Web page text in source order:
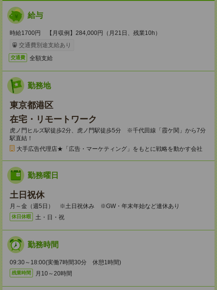
給与
時給1700円 【月収例】284,000円（月21日、残業10h）
交通費別途支給あり
交通費 全額支給
勤務地
東京都港区
在宅・リモートワーク
虎ノ門ヒルズ駅徒歩2分、虎ノ門駅徒歩5分 ※千代田線「霞ケ関」から7分
駅直結！
大手広告代理店★「広告・マーケティング」をもとに戦略を動かす会社
勤務曜日
土日祝休
月～金（週5日） ※土日祝休み ※GW・年末年始など連休あり
休日休暇 土・日・祝
勤務時間
09:30～18:00(実働7時間30分 休憩1時間)
残業時間 月10～20時間